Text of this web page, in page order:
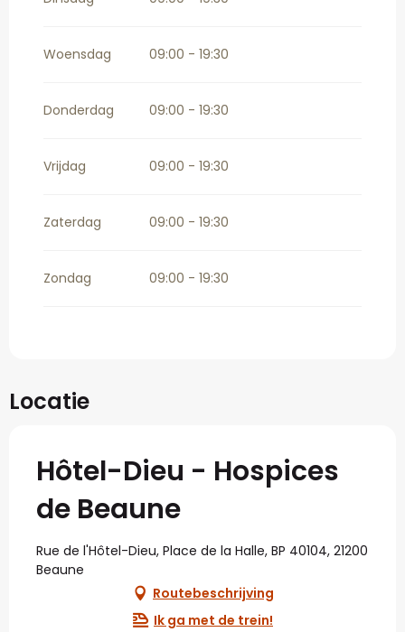
Woensdag 09:00 - 19:30
Donderdag 09:00 - 19:30
Vrijdag 09:00 - 19:30
Zaterdag 09:00 - 19:30
Zondag 09:00 - 19:30
Locatie
Hôtel-Dieu - Hospices
de Beaune
Rue de l'Hôtel-Dieu, Place de la Halle, BP 40104, 21200
Beaune
Routebeschrijving
Ik ga met de trein!